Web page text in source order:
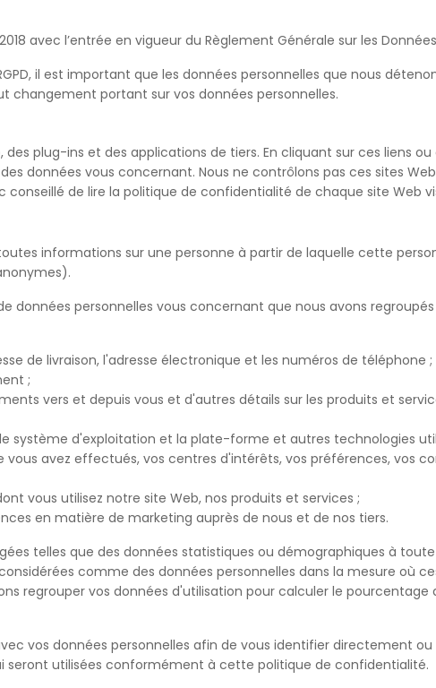
avec l’entrée en vigueur du Règlement Générale sur les Données
il est important que les données personnelles que nous
changement portant sur vos données personnelles.
plug-ins et des applications de tiers. En cliquant sur ces liens
données vous concernant. Nous ne contrôlons pas ces sites
conseillé de lire la politique de confidentialité de chaque site Web
informations sur une personne à partir de laquelle cette
personnelles vous concernant que nous avons regroupés
de livraison, l'adresse électronique et les numéros de téléphone ;
;
vers et depuis vous et d'autres détails sur les produits et
système d'exploitation et la plate-forme et autres technologies
avez effectués, vos centres d'intérêts, vos préférences, vos
vous utilisez notre site Web, nos produits et services ;
en matière de marketing auprès de nous et de nos tiers.
telles que des données statistiques ou démographiques à
comme des données personnelles dans la mesure où
regrouper vos données d'utilisation pour calculer le
vos données personnelles afin de vous identifier directement
seront utilisées conformément à cette politique de confidentialité.